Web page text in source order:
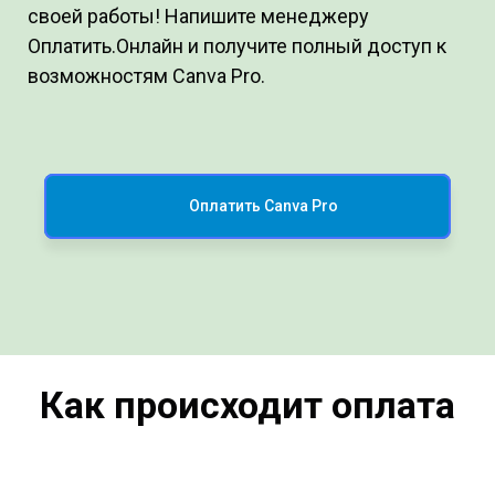
своей работы! Напишите менеджеру
Оплатить.Онлайн и получите полный доступ к
возможностям Canva Pro.
Оплатить Canva Pro
Как происходит оплата